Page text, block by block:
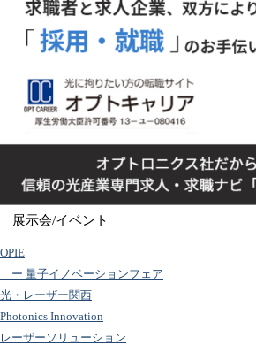
展示会/イベント
OPIE
ー 量子イノベーションフェア
光・レーザー関西
Photonics Innovation
レーザーソリューション